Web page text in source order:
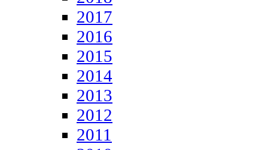
2017
2016
2015
2014
2013
2012
2011